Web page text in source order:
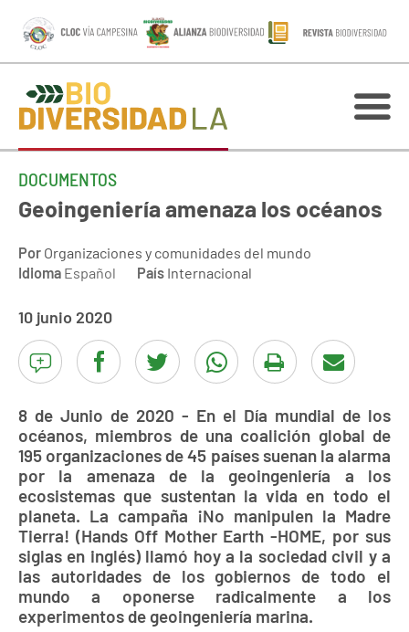
DOCUMENTOS
Geoingeniería amenaza los océanos
Por Organizaciones y comunidades del mundo
Idioma Español País Internacional
10 junio 2020
8 de Junio de 2020 - En el Día mundial de los
océanos, miembros de una coalición global de
195 organizaciones de 45 países suenan la alarma
por la amenaza de la geoingeniería a los
ecosistemas que sustentan la vida en todo el
planeta. La campaña ¡No manipulen la Madre
Tierra! (Hands Off Mother Earth -HOME, por sus
siglas en inglés) llamó hoy a la sociedad civil y a
las autoridades de los gobiernos de todo el
mundo a oponerse radicalmente a los
experimentos de geoingeniería marina.